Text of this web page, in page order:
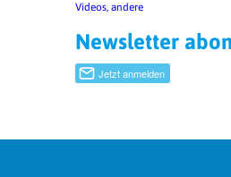
Videos, andere
Newsletter